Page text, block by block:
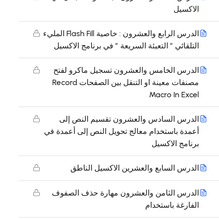
الاكسيل
الدرس الرابع والعشرون : خاصية Flash Fill المليء
التلقائي ” التعبئة السريعة ” في برنامج الاكسيل
الدرس الخامس والعشرون تسجيل ماكرو لفتح
مصنفات معينة او التنقل بين الصفحات Record
Macro In Excel
الدرس السادس والعشرون تقسيم النص إلى
أعمدة باستخدام معالج تحويل النص إلى أعمدة في
برنامج الاكسيل
الدرس السابع والعشرين الاكسيل الناطق
الدرس الثامن والعشرون مهارة حذف الصفوف
الفارغة باستخدام